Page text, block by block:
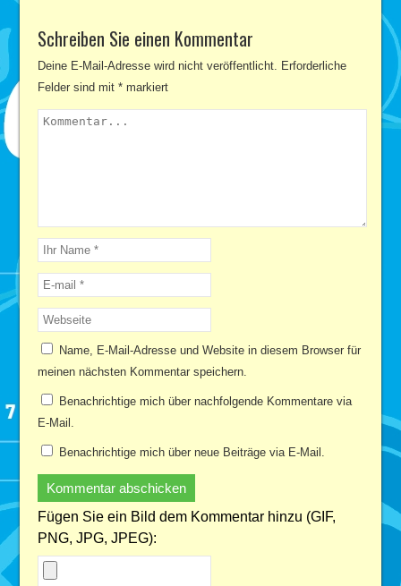
Schreiben Sie einen Kommentar
Deine E-Mail-Adresse wird nicht veröffentlicht. Erforderliche
Felder sind mit* markiert
Name, E-Mail-Adresse und Website in diesem Browser für
meinen nächsten Kommentar speichern.
Benachrichtige mich über nachfolgende Kommentare via
E-Mail.
Benachrichtige mich über neue Beiträge via E-Mail.
Fügen Sie ein Bild dem Kommentar hinzu (GIF,
PNG, JPG, JPEG):